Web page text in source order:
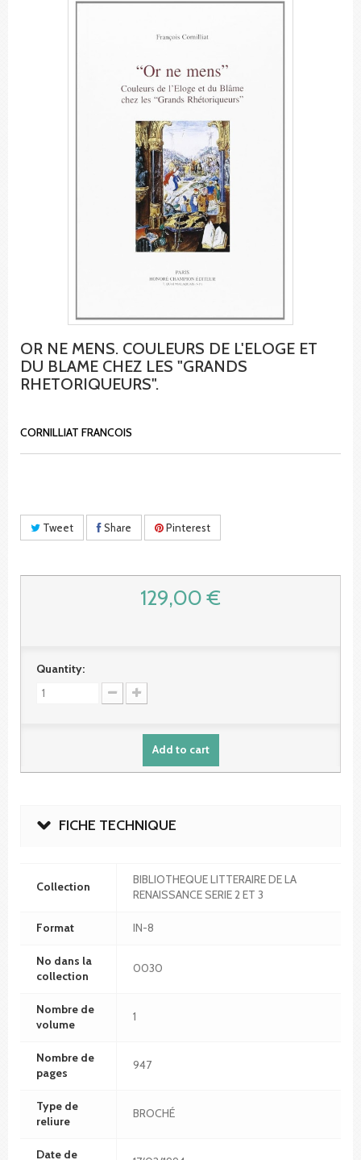
OR NE MENS. COULEURS DE L'ELOGE ET
DU BLAME CHEZ LES "GRANDS
RHETORIQUEURS".
CORNILLIAT FRANCOIS
Tweet Share Pinterest
129,00 €
Quantity:
Add to cart
FICHE TECHNIQUE
Collection
BIBLIOTHEQUE LITTERAIRE DE LA
RENAISSANCE SERIE 2 ET 3
Format IN-8
No dans la
collection
0030
Nombre de
volume
1
Nombre de
pages
947
Type de
reliure
BROCHÉ
Date de